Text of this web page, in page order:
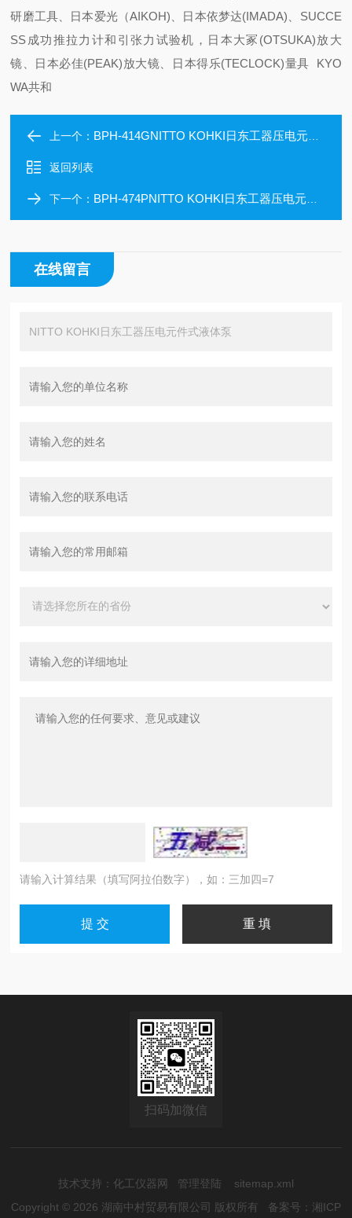
研磨工具、日本爱光（AIKOH)、日本依梦达(IMADA)、SUCCE
SS成功推拉力计和引张力试验机，日本大冢(OTSUKA)放大
镜、日本必佳(PEAK)放大镜、日本得乐(TECLOCK)量具 KYO
WA共和
上一个： BPH-414GNITTO KOHKI日东工器压电元件式液体泵
返回列表
下一个： BPH-474PNITTO KOHKI日东工器压电元件式液体泵
在线留言
请输入计算结果（填写阿拉伯数字），如：三加四=7
扫码加微信
技术支持： 化工仪器网 管理登陆
sitemap.xml
Copyright © 2026 湖南中村贸易有限公司 版权所有 备案号：湘ICP